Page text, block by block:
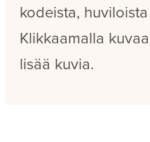
kodeista,
Klikkaamalla
lisää kuvia.